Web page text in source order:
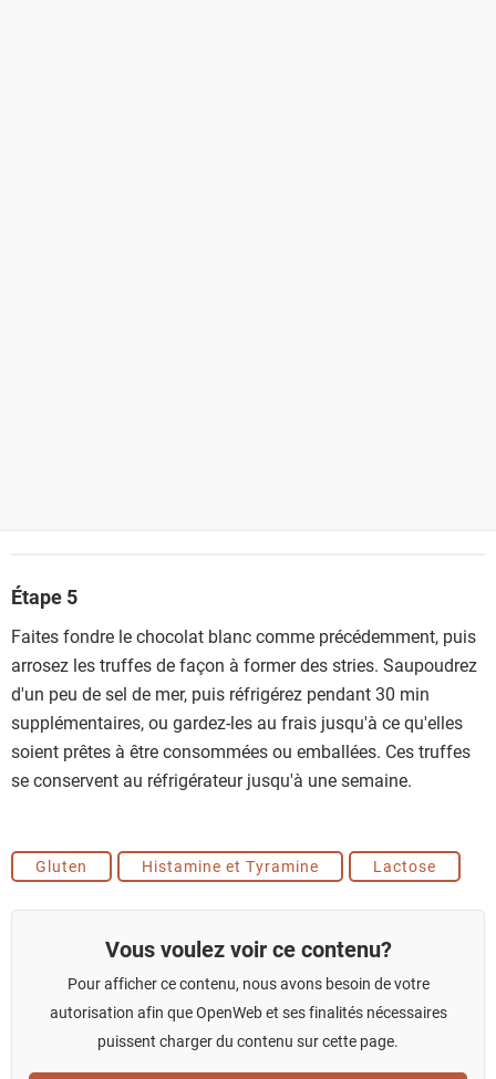
Étape 5
Faites fondre le chocolat blanc comme précédemment, puis
arrosez les truffes de façon à former des stries. Saupoudrez
d'un peu de sel de mer, puis réfrigérez pendant 30 min
supplémentaires, ou gardez-les au frais jusqu'à ce qu'elles
soient prêtes à être consommées ou emballées. Ces truffes
se conservent au réfrigérateur jusqu'à une semaine.
Gluten Histamine et Tyramine Lactose
Vous voulez voir ce contenu?
Pour afficher ce contenu, nous avons besoin de votre
autorisation afin que OpenWeb et ses finalités nécessaires
puissent charger du contenu sur cette page.